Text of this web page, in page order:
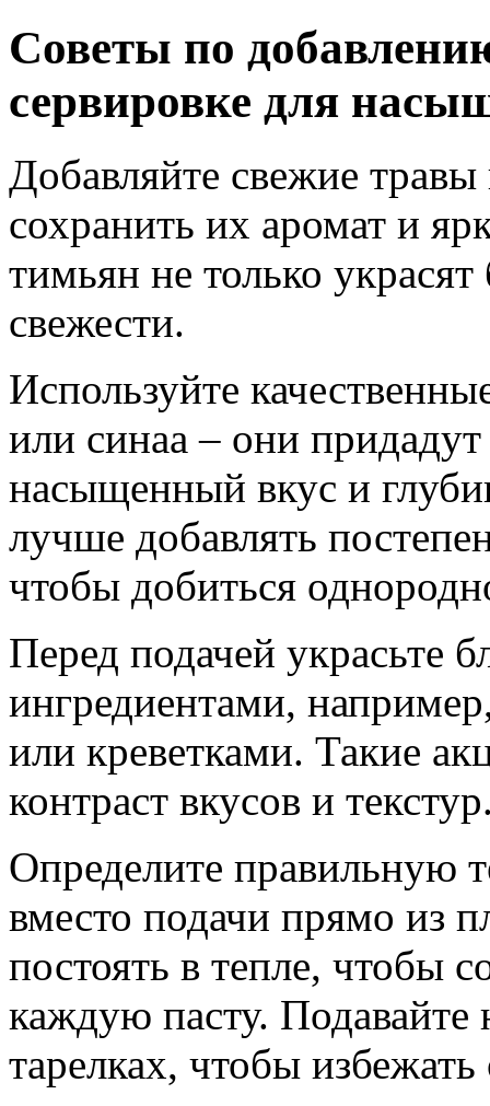
Советы по
сервировке для
Добавляйте свежие
сохранить их аромат и
тимьян не только
свежести.
Используйте
или синаа – они
насыщенный вкус и
лучше добавлять
чтобы добиться
Перед подачей украсьте
ингредиентами,
или креветками. Такие
контраст вкусов и
Определите правильную
вместо подачи прямо из
постоять в тепле, чтобы
каждую пасту. Подавайте
тарелках, чтобы